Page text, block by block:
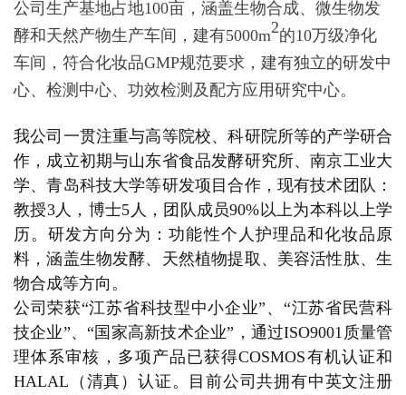
公司生产基地占地100亩，涵盖生物合成、微生物发
酵和天然产物生产车间，建有5000m2的10万级净化
车间 ，符合化妆品GMP规范要求，建有独立的研发中
心、检测中心、功效检测及配方应用研究中心。
我公司一贯注重与高等院校、科研院所等的产学研合
作，成立初期与山东省食品发酵研究所、南京工业大
学、青岛科技大学等研发项目合作，现有技术团队：
教授3人，博士5人，团队成员90%以上为本科以上学
历。研发方向分为：功能性个人护理品和化妆品原
料，涵盖生物发酵、天然植物提取、美容活性肽、生
物合成等方向。
公司荣获“江苏省科技型中小企业”、“江苏省民营科
技企业”、“国家高新技术企业”，通过ISO9001质量管
理体系审核，多项产品已获得COSMOS有机认证和
HALAL（清真）认证。目前公司共拥有中英文注册